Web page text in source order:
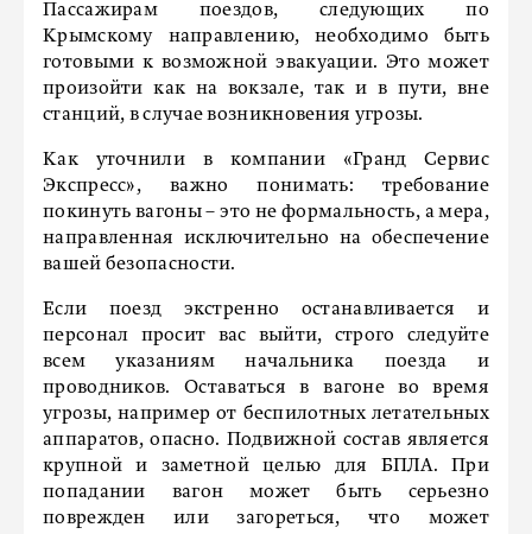
Пассажирам поездов, следующих по
Крымскому направлению, необходимо быть
готовыми к возможной эвакуации. Это может
произойти как на вокзале, так и в пути, вне
станций, в случае возникновения угрозы.
Как уточнили в компании «Гранд Сервис
Экспресс», важно понимать: требование
покинуть вагоны – это не формальность, а мера,
направленная исключительно на обеспечение
вашей безопасности.
Если поезд экстренно останавливается и
персонал просит вас выйти, строго следуйте
всем указаниям начальника поезда и
проводников. Оставаться в вагоне во время
угрозы, например от беспилотных летательных
аппаратов, опасно. Подвижной состав является
крупной и заметной целью для БПЛА. При
попадании вагон может быть серьезно
поврежден или загореться, что может